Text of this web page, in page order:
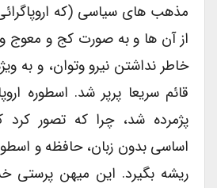
مذهب های سیاسی (که
از آن ها و به صورت کج و معوج و
خاطر نداشتن نیرو وتوان، و به
قائم سریعا پرپر شد. اسطوره
پژمرده شد، چرا که تصور کرد
اساسی بدون زبان، حافظه و
ریشه بگیرد. این میهن پرستی